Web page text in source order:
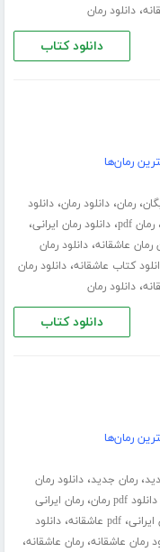
،دانلود رمان
دانلود کتاب
رمان‌ها
،رمان،دانلود رمان،دانلود
،رمان pdf ،دانلود رمان ایرانی،
رمان عاشقانه،دانلود رمان
کتاب عاشقانه،دانلود رمان
،دانلود رمان
دانلود کتاب
رمان‌ها
،رمان جدید،دانلود رمان
دانلود pdf رمان ،رمان ایرانی
ایرانی،pdf عاشقانه ،دانلود
رمان عاشقانه،رمان عاشقانه،